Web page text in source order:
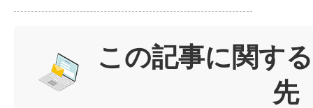
この記事に関す
先